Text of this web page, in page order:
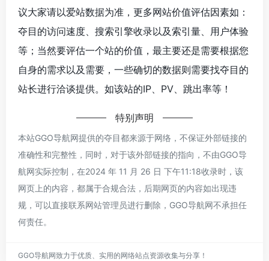
议大家请以爱站数据为准，更多网站价值评估因素如：
夺目的访问速度、搜索引擎收录以及索引量、用户体验
等；当然要评估一个站的价值，最主要还是需要根据您
自身的需求以及需要，一些确切的数据则需要找夺目的
站长进行洽谈提供。如该站的IP、PV、跳出率等！
特别声明
本站GGO导航网提供的夺目都来源于网络，不保证外部链接的
准确性和完整性，同时，对于该外部链接的指向，不由GGO导
航网实际控制，在2024 年 11 月 26 日 下午11:18收录时，该
网页上的内容，都属于合规合法，后期网页的内容如出现违
规，可以直接联系网站管理员进行删除，GGO导航网不承担任
何责任。
GGO导航网致力于优质、实用的网络站点资源收集与分享！